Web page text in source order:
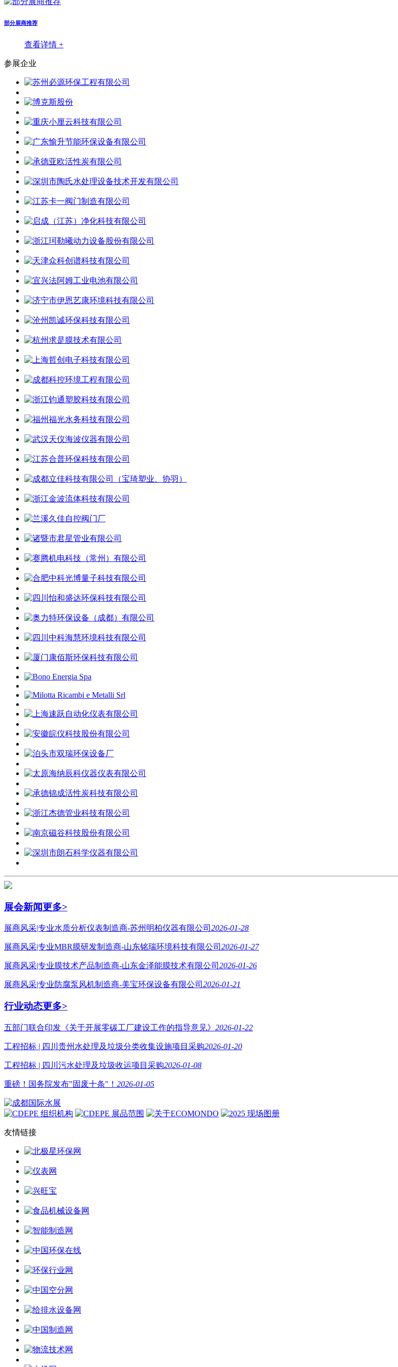
部分展商推荐
查看详情 +
参展企业
展会新闻更多>
展商风采|专业水质分析仪表制造商-苏州明柏仪器有限公司 2026-01-28
展商风采|专业MBR膜研发制造商-山东铭瑞环境科技有限公司 2026-01-27
展商风采|专业膜技术产品制造商-山东金泽能膜技术有限公司 2026-01-26
展商风采|专业防腐泵风机制造商-美宝环保设备有限公司 2026-01-21
行业动态更多>
五部门联合印发《关于开展零碳工厂建设工作的指导意见》 2026-01-22
工程招标 | 四川贵州水处理及垃圾分类收集设施项目采购2026-01-20
工程招标 | 四川污水处理及垃圾收运项目采购2026-01-08
重磅！国务院发布"固废十条"！ 2026-01-05
友情链接